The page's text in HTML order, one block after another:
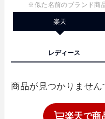
※似た名前のブランド商
楽天
レディース
商品が見つかりません
楽天で商